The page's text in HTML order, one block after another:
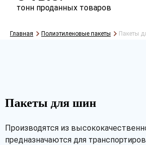
тонн проданных товаров
Главная Полиэтиленовые пакеты Пакеты
Пакеты для шин
Производятся из
предназначаются для